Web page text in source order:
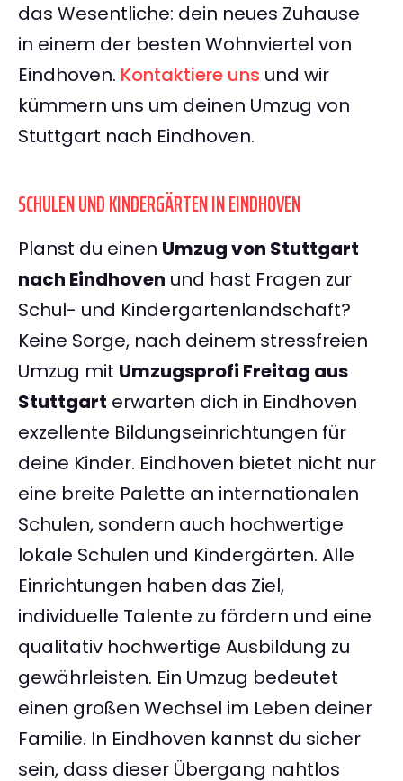
das Wesentliche: dein neues Zuhause
in einem der besten Wohnviertel von
Eindhoven. Kontaktiere uns und wir
kümmern uns um deinen Umzug von
Stuttgart nach Eindhoven.
SCHULEN UND KINDERGÄRTEN IN EINDHOVEN
Planst du einen Umzug von Stuttgart
nach Eindhoven und hast Fragen zur
Schul- und Kindergartenlandschaft?
Keine Sorge, nach deinem stressfreien
Umzug mit Umzugsprofi Freitag aus
Stuttgart erwarten dich in Eindhoven
exzellente Bildungseinrichtungen für
deine Kinder. Eindhoven bietet nicht nur
eine breite Palette an internationalen
Schulen, sondern auch hochwertige
lokale Schulen und Kindergärten. Alle
Einrichtungen haben das Ziel,
individuelle Talente zu fördern und eine
qualitativ hochwertige Ausbildung zu
gewährleisten. Ein Umzug bedeutet
einen großen Wechsel im Leben deiner
Familie. In Eindhoven kannst du sicher
sein, dass dieser Übergang nahtlos